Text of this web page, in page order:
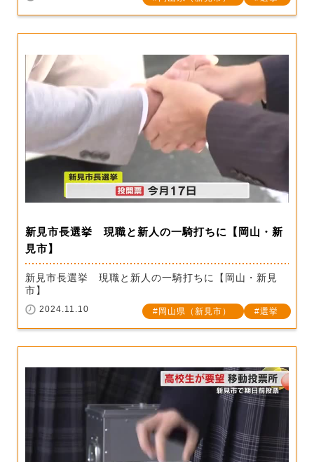
新見市長選挙 現職と新人の一騎打ちに【岡山・新
見市】
新見市長選挙 現職と新人の一騎打ちに【岡山・新見
市】
2024.11.10 岡山県（新見市） 選挙